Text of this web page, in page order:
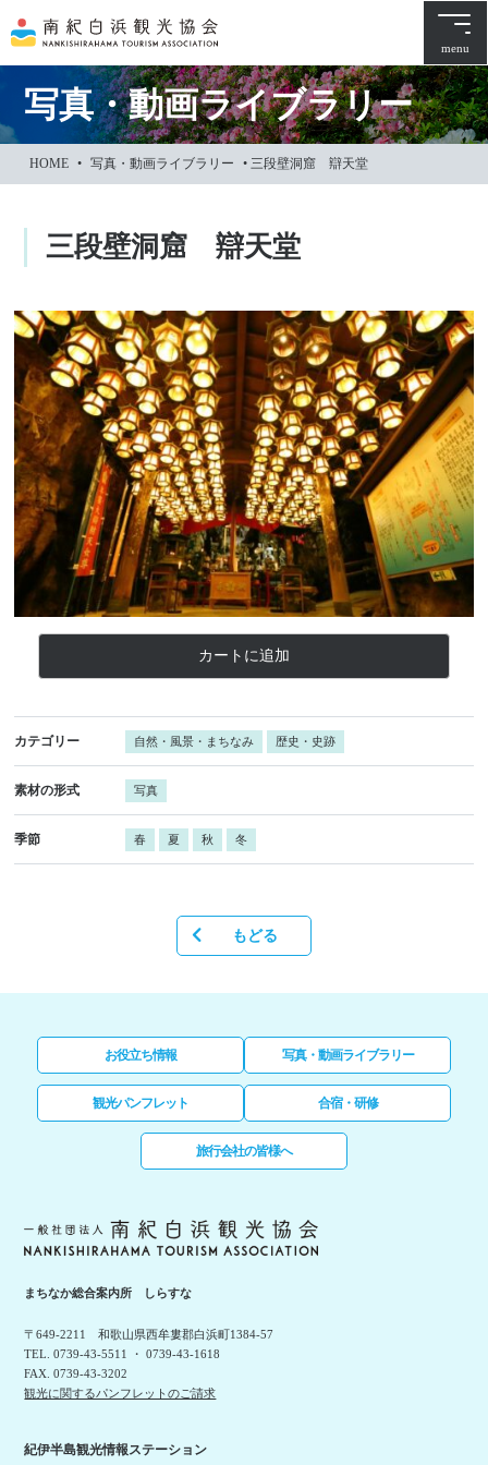
文
に
ッ
menu
写真・動画ライブラリー
HOME • 写真・動画ライブラリー •三段壁洞窟 辯天堂
三段壁洞窟 辯天堂
カートに追加
カテゴリー 自然・風景・まちなみ 歴史・史跡
素材の形式 写真
季節 春 夏 秋 冬
もどる
お役立ち情報 写真・動画ライブラリー
観光パンフレット 合宿・研修
旅行会社の皆様へ
まちなか総合案内所 しらすな
〒649-2211 和歌山県西牟婁郡白浜町1384-57
TEL. 0739-43-5511 ・ 0739-43-1618
FAX. 0739-43-3202
観光に関するパンフレットのご請求
紀伊半島観光情報ステーション